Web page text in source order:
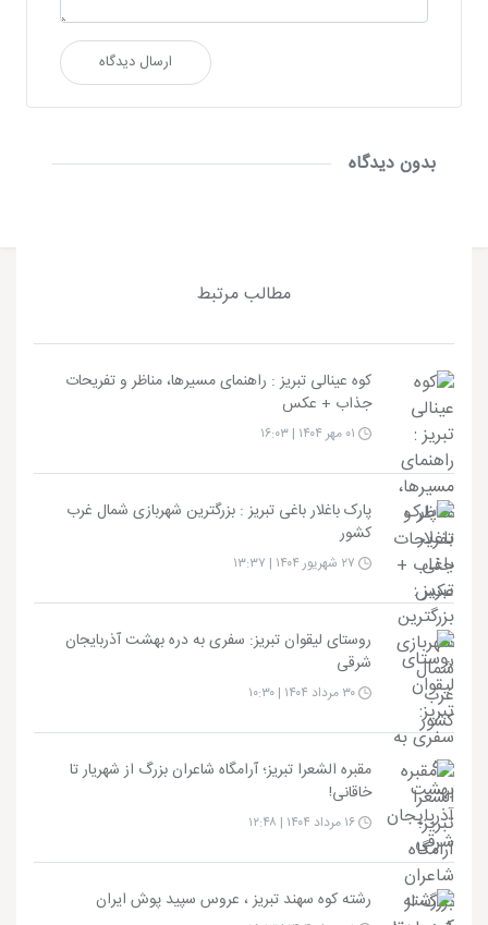
ارسال دیدگاه
بدون دیدگاه
مطالب مرتبط
کوه عینالی تبریز : راهنمای مسیرها، مناظر و تفریحات
جذاب + عکس
پارک باغلار باغی تبریز : بزرگترین شهربازی شمال غرب
کشور
روستای لیقوان تبریز: سفری به دره بهشت آذربایجان
شرقی
مقبره الشعرا تبریز؛ آرامگاه شاعران بزرگ از شهریار تا
خاقانی!
رشته کوه سهند تبریز ، عروس سپید پوش ایران